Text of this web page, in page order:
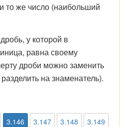
то же число (наибольший
у которой в
равна своему
дроби можно заменить
на знаменатель).
3.146 3.147 3.148 3.149